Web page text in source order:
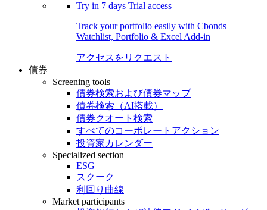
Try in 7 days Trial access
Track your portfolio easily with Cbonds
Watchlist, Portfolio & Excel Add-in
アクセスをリクエスト
債券
Screening tools
債券検索および債券マップ
債券検索（AI搭載）
債券クオート検索
すべてのコーポレートアクション
投資家カレンダー
Specialized section
ESG
スクーク
利回り曲線
Market participants